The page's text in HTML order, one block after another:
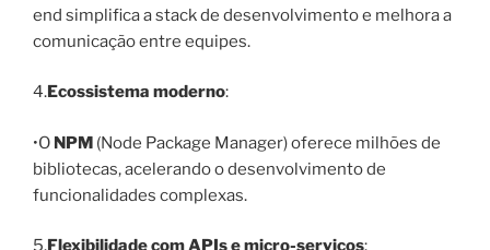
end simplifica a stack de desenvolvimento e melhora a
comunicação entre equipes.
4.Ecossistema moderno:
•O NPM (Node Package Manager) oferece milhões de
bibliotecas, acelerando o desenvolvimento de
funcionalidades complexas.
5.Flexibilidade com APIs e micro-serviços: